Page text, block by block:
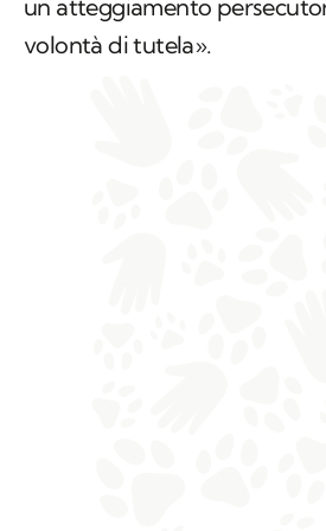
un atteggiamento
volontà di tutela».